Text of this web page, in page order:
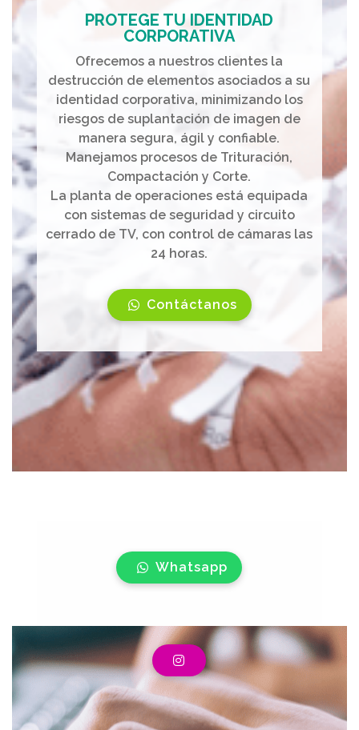
PROTEGE TU IDENTIDAD
CORPORATIVA
Ofrecemos a nuestros clientes la
destrucción de elementos asociados a su
identidad corporativa, minimizando los
riesgos de suplantación de imagen de
manera segura, ágil y confiable.
Manejamos procesos de Trituración,
Compactación y Corte.
La planta de operaciones está equipada
con sistemas de seguridad y circuito
cerrado de TV, con control de cámaras las
24 horas.
Contáctanos
Whatsapp